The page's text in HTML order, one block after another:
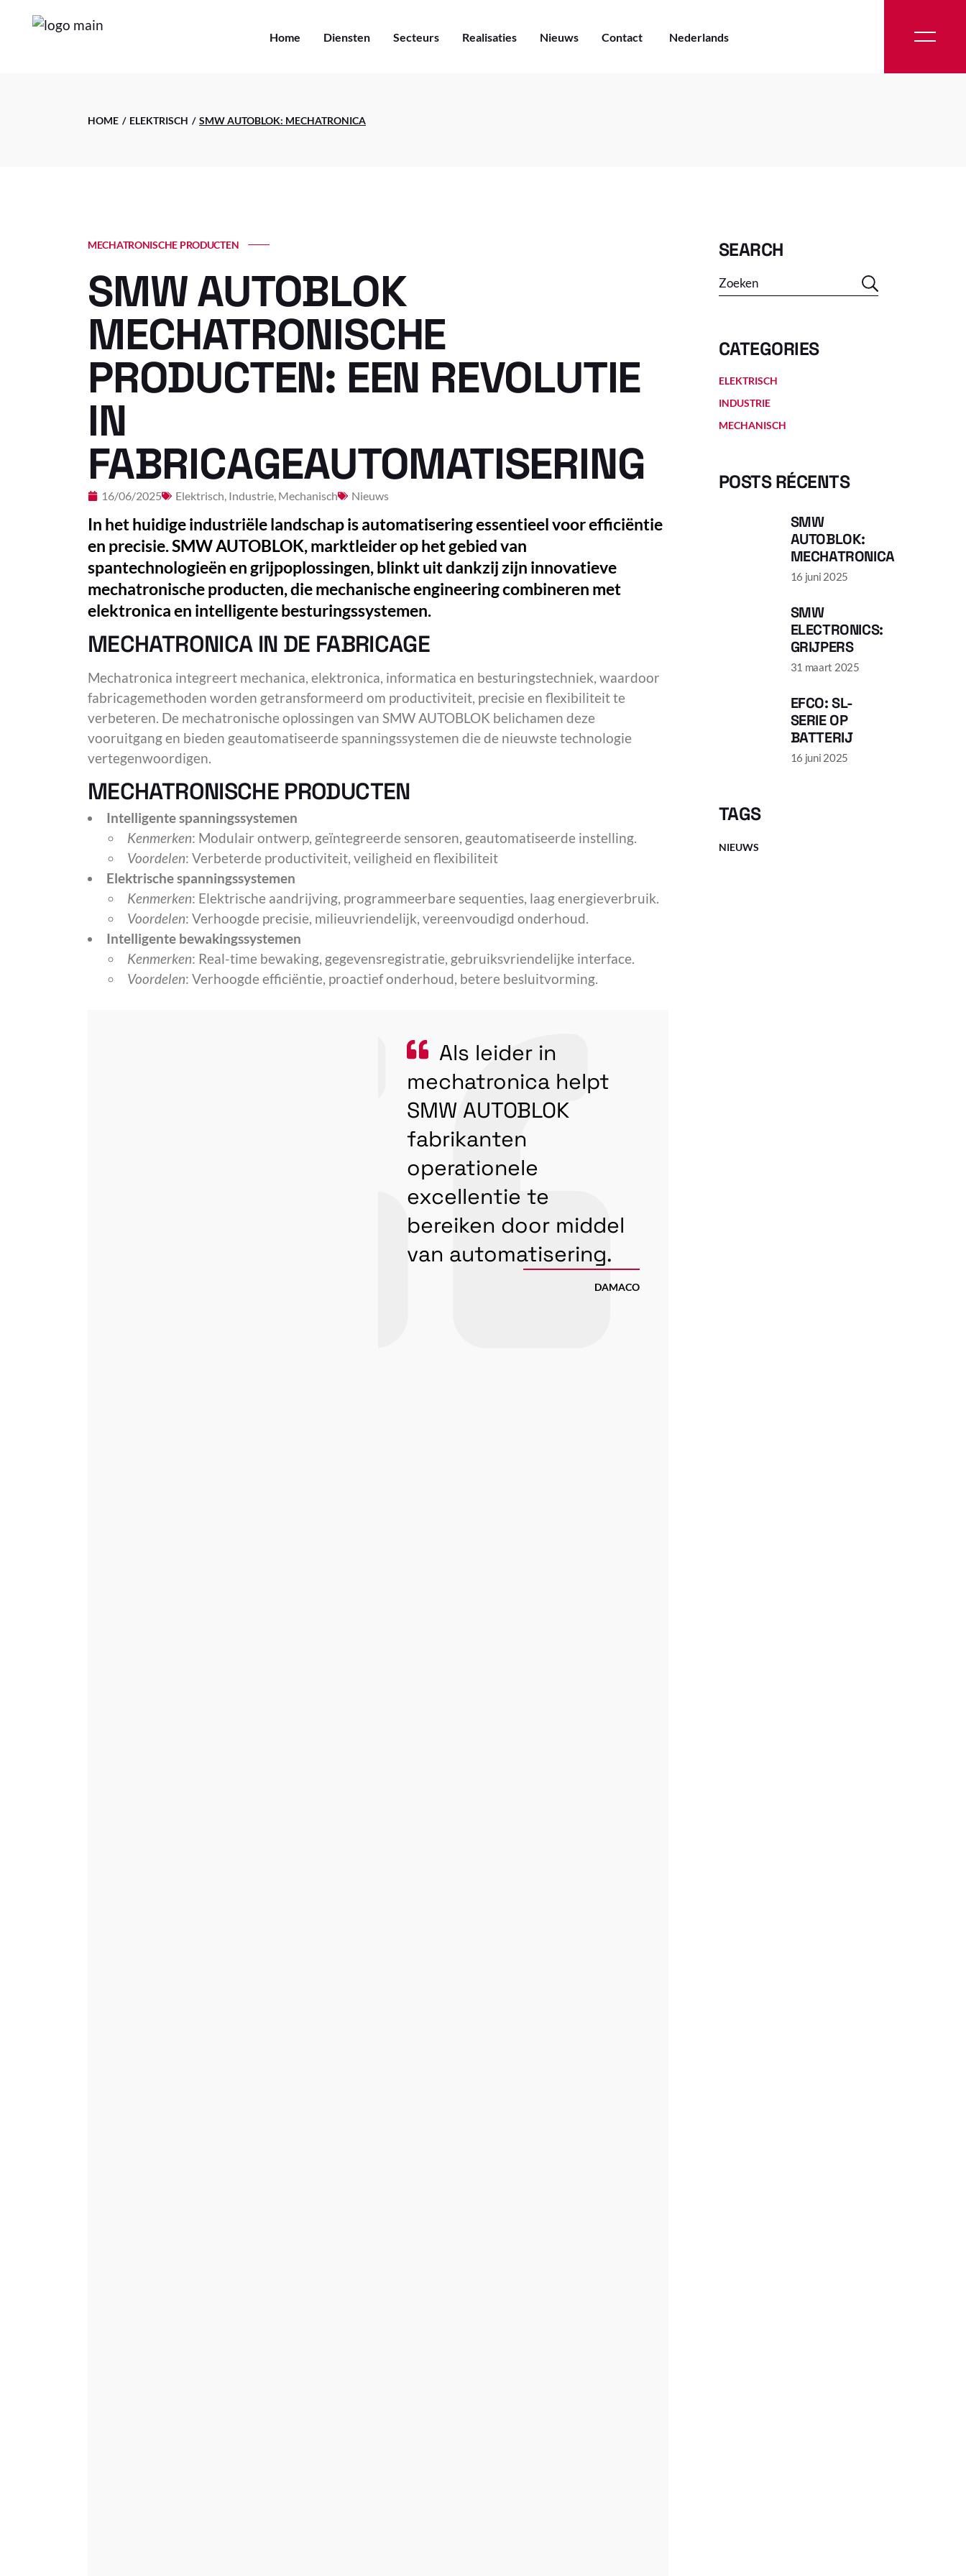
Home Diensten Secteurs Realisaties Nieuws Contact Nederlands
Luchtvaart
Frans
HOME ELEKTRISCH SMW AUTOBLOK: MECHATRONICA
MECHATRONISCHE PRODUCTEN
SMW AUTOBLOK
MECHATRONISCHE
PRODUCTEN: EEN REVOLUTIE
IN
FABRICAGEAUTOMATISERING
16/06/2025 Elektrisch, Industrie, Mechanisch Nieuws
In het huidige industriële landschap is automatisering essentieel voor efficiëntie
en precisie. SMW AUTOBLOK, marktleider op het gebied van
spantechnologieën en grijpoplossingen, blinkt uit dankzij zijn innovatieve
mechatronische producten, die mechanische engineering combineren met
elektronica en intelligente besturingssystemen.
MECHATRONICA IN DE FABRICAGE
Mechatronica integreert mechanica, elektronica, informatica en besturingstechniek, waardoor
fabricagemethoden worden getransformeerd om productiviteit, precisie en flexibiliteit te
verbeteren. De mechatronische oplossingen van SMW AUTOBLOK belichamen deze
vooruitgang en bieden geautomatiseerde spanningssystemen die de nieuwste technologie
vertegenwoordigen.
MECHATRONISCHE PRODUCTEN
Intelligente spanningssystemen
Kenmerken: Modulair ontwerp, geïntegreerde sensoren, geautomatiseerde instelling.
Voordelen: Verbeterde productiviteit, veiligheid en flexibiliteit
Elektrische spanningssystemen
Kenmerken: Elektrische aandrijving, programmeerbare sequenties, laag energieverbruik.
Voordelen: Verhoogde precisie, milieuvriendelijk, vereenvoudigd onderhoud.
Intelligente bewakingssystemen
Kenmerken: Real-time bewaking, gegevensregistratie, gebruiksvriendelijke interface.
Voordelen: Verhoogde efficiëntie, proactief onderhoud, betere besluitvorming.
Als leider in
mechatronica helpt
SMW AUTOBLOK
fabrikanten
operationele
excellentie te
bereiken door middel
van automatisering.
DAMACO
SEARCH
CATEGORIES
ELEKTRISCH
INDUSTRIE
MECHANISCH
POSTS RÉCENTS
SMW
AUTOBLOK:
MECHATRONICA
16 juni 2025
SMW
ELECTRONICS:
GRIJPERS
31 maart 2025
EFCO: SL-
SERIE OP
BATTERIJ
16 juni 2025
TAGS
NIEUWS